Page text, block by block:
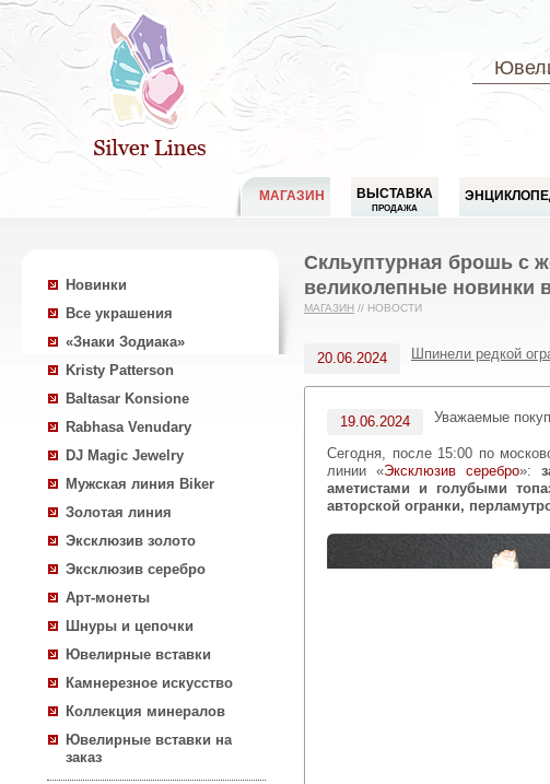
МАГАЗИН ВЫСТАВКА
ПРОДАЖА
Новинки
Все украшения
«Знаки Зодиака»
Kristy Patterson
Baltasar Konsione
Rabhasa Venudary
DJ Magic Jewelry
Мужская линия Biker
Золотая линия
Эксклюзив золото
Эксклюзив серебро
Арт-монеты
Шнуры и цепочки
Ювелирные вставки
Камнерезное искусство
Коллекция минералов
Ювелирные вставки на
заказ
Скльуптурная брошь с
великолепные новинки
МАГАЗИН // НОВОСТИ
20.06.2024 Шпинели редкой
19.06.2024 Уважаемые
Сегодня, после 15:00 по московскому времени, для Вас — 15 великолепных украшений с чернением и золочением в
линии «Эксклюзив серебро»:
аметистами и голубыми
авторской огранки,